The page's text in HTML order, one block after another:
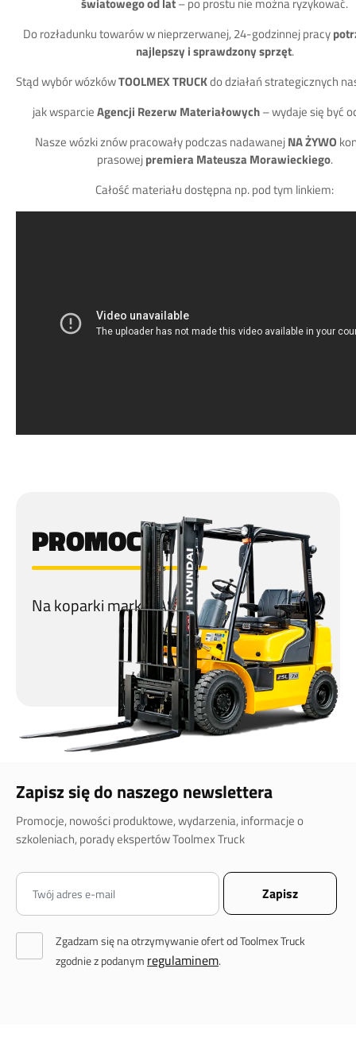
światowego od lat– po prostu nie można ryzykować.
Do rozładunku towarów w nieprzerwanej, 24-godzinnej pracy
najlepszy i sprawdzony sprzęt.
Stąd wybór wózkówTOOLMEX TRUCKdo działań strategicznych
jak wsparcieAgencji Rezerw Materiałowych– wydaje się być
Nasze wózki znów pracowały podczas nadawanejNA ŻYWO
prasowejpremiera Mateusza Morawieckiego.
Całość materiału dostępna np. pod tym linkiem:
PROMOCJA
Na koparki marki CASE!
Zapisz się do naszego newslettera
Promocje, nowości produktowe, wydarzenia, informacje o
szkoleniach, porady ekspertów Toolmex Truck
Zgadzam się na otrzymywanie ofert od Toolmex Truck
zgodnie z podanym regulaminem.